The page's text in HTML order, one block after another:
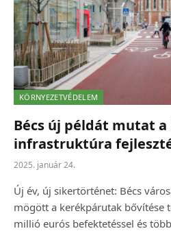
KÖRNYEZETVÉDELEM
Bécs új példát mutat
infrastruktúra
2025. január 24.
Új év, új sikertörténet: Bécs
mögött a kerékpárutak bővítése
millió eurós befektetéssel és